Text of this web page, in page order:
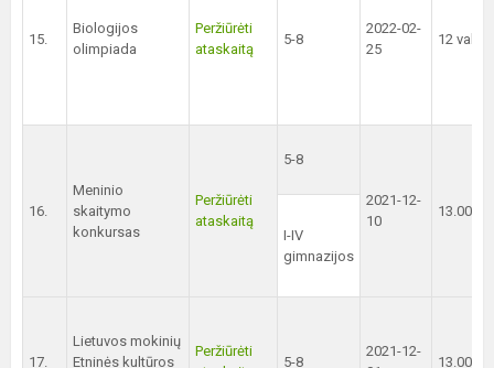
15.
Biologijos
olimpiada
Peržiūrėti
ataskaitą
5-8
2022-02-
25
12 val.
16.
Meninio
skaitymo
konkursas
Peržiūrėti
ataskaitą
5-8
2021-12-
10
13.00
I-IV
gimnazijos
17.
Lietuvos mokinių
Etninės kultūros
Peržiūrėti
5-8
2021-12-
13.00